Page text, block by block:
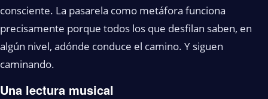
consciente. La pasarela como metáfora funciona
precisamente porque todos los que desfilan saben, en
algún nivel, adónde conduce el camino. Y siguen
caminando.
Una lectura musical